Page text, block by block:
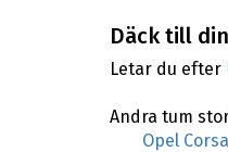
Däck till
Letar du efter
Andra tum
Opel